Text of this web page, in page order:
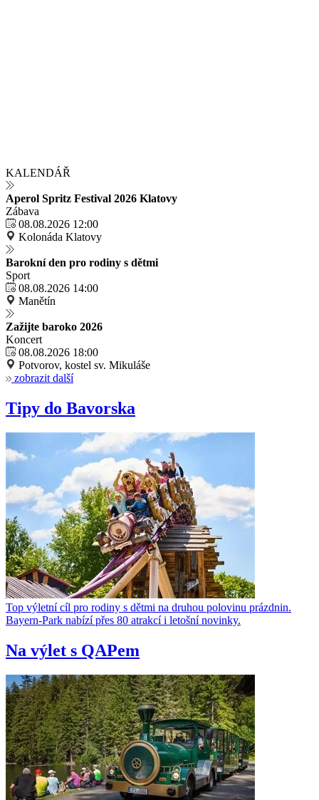
KALENDÁŘ
Aperol Spritz Festival 2026 Klatovy
Zábava
08.08.2026 12:00
Kolonáda Klatovy
Barokní den pro rodiny s dětmi
Sport
08.08.2026 14:00
Manětín
Zažijte baroko 2026
Koncert
08.08.2026 18:00
Potvorov, kostel sv. Mikuláše
zobrazit další
Tipy do Bavorska
Top výletní cíl pro rodiny s dětmi na druhou polovinu prázdnin.
Bayern-Park nabízí přes 80 atrakcí i letošní novinky.
Na výlet s QAPem